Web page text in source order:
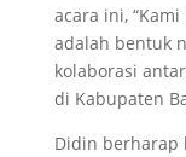
acara ini,
adalah bentuk
kolaborasi
di Kabupaten
Didin berharap